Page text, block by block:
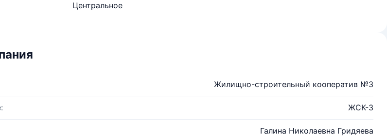
Центральное
Жилищно-строительный кооператив №3
ЖСК-3
Галина Николаевна Гридяева